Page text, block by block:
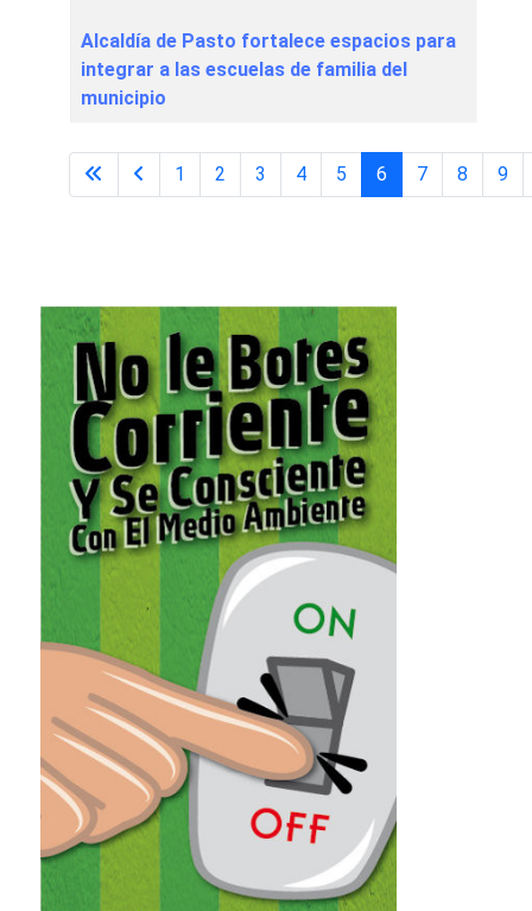
Alcaldía de Pasto fortalece espacios para
integrar a las escuelas de familia del
municipio
Página 6 de 44
1 2 3 4 5 6 7 8 9